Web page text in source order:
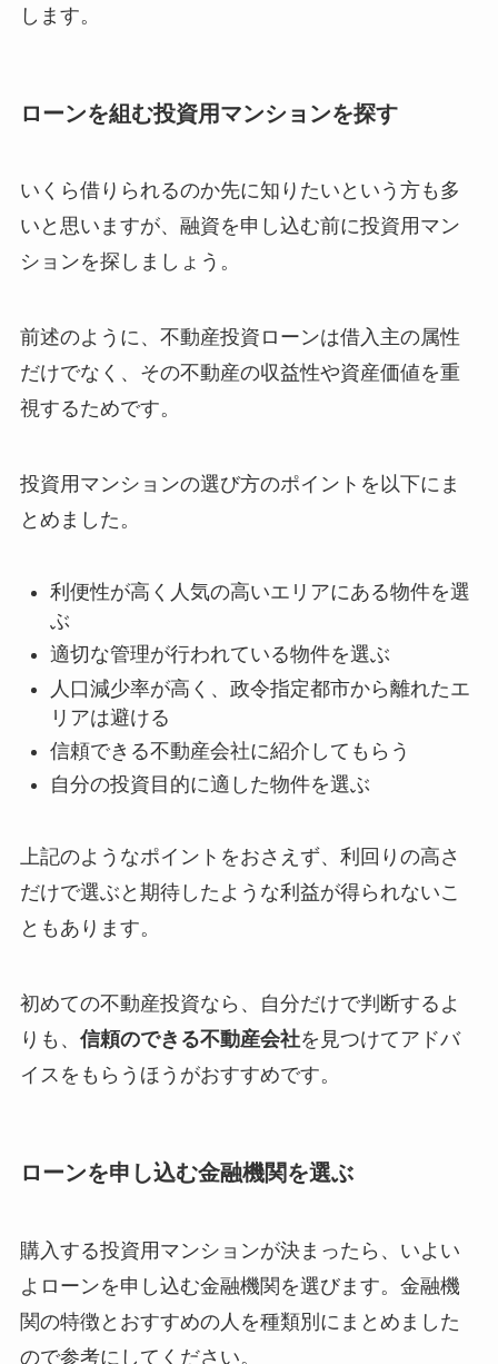
します。
ローンを組む投資用マンションを探す
いくら借りられるのか先に知りたいという方も多
いと思いますが、融資を申し込む前に投資用マン
ションを探しましょう。
前述のように、不動産投資ローンは借入主の属性
だけでなく、その不動産の収益性や資産価値を重
視するためです。
投資用マンションの選び方のポイントを以下にま
とめました。
利便性が高く人気の高いエリアにある物件を選
ぶ
適切な管理が行われている物件を選ぶ
人口減少率が高く、政令指定都市から離れたエ
リアは避ける
信頼できる不動産会社に紹介してもらう
自分の投資目的に適した物件を選ぶ
上記のようなポイントをおさえず、利回りの高さ
だけで選ぶと期待したような利益が得られないこ
ともあります。
初めての不動産投資なら、自分だけで判断するよ
りも、 信頼のできる不動産会社を見つけてアドバ
イスをもらうほうがおすすめです。
ローンを申し込む金融機関を選ぶ
購入する投資用マンションが決まったら、いよい
よローンを申し込む金融機関を選びます。金融機
関の特徴とおすすめの人を種類別にまとめました
ので参考にしてください。